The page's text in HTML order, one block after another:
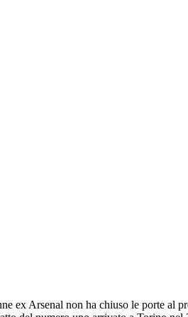
ex Arsenal non ha chiuso le porte al